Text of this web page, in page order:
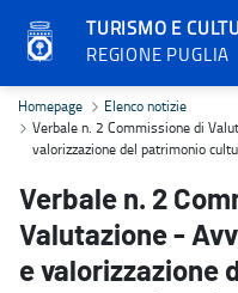
TURISMO E
REGIONE PUGLIA
Verbale n. 2 Commissione
Homepage
Elenco notizie
Verbale n. 2 Commissione di
valorizzazione del patrimonio
Verbale n. 2
Valutazione -
e valorizzazione